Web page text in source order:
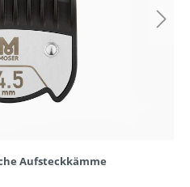
Aufsteckkämme